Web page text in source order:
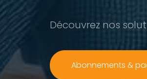
Découvrez nos
Abonnements &